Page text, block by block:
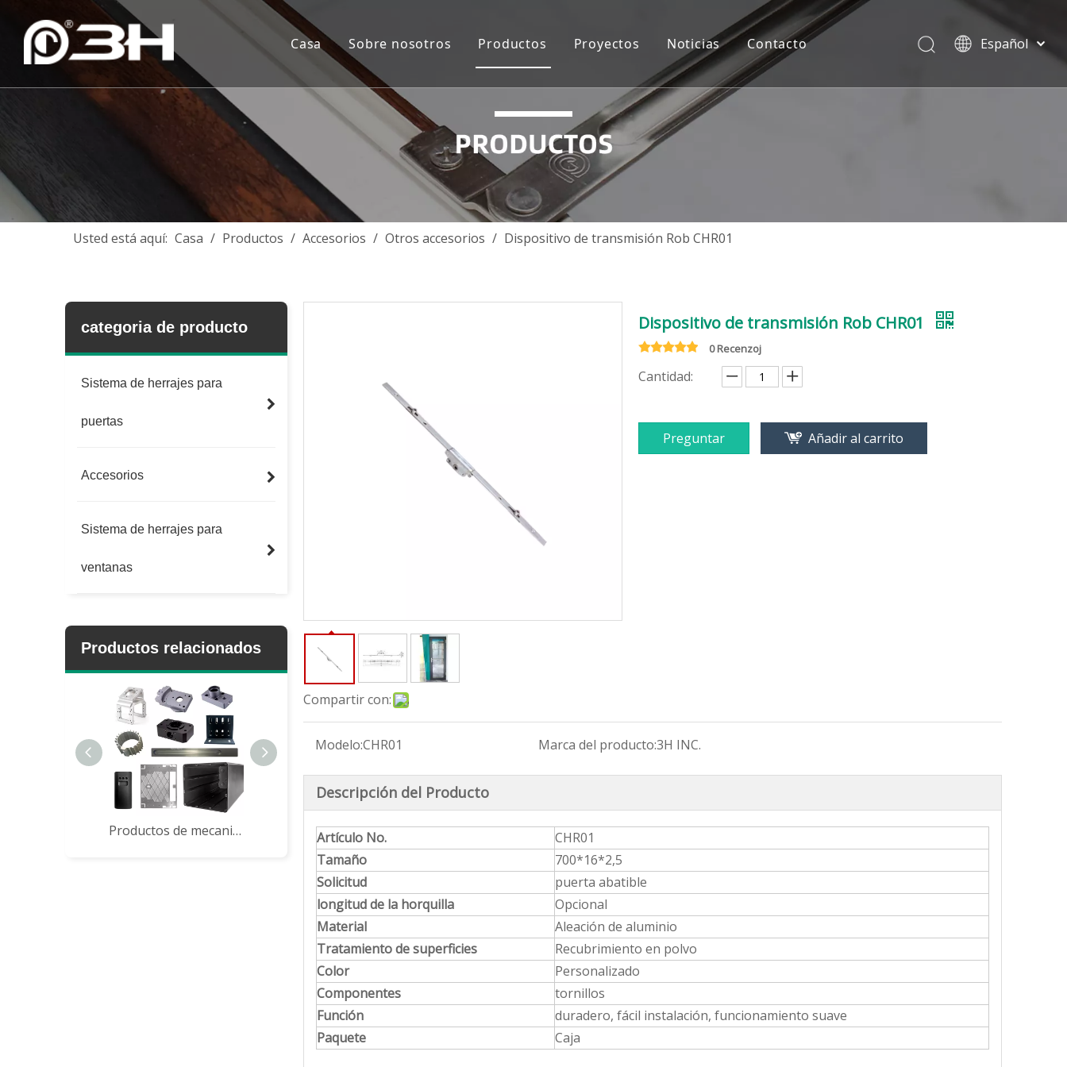
Casa Sobre nosotros
Introducción de la Compañía
Videos
Productos
Solución de sistema de ventanas de aluminio
Solución del sistema de puerta de aluminio
Accesorios de aluminio
Accesorios de vidrio
Accesorios de puerta de madera
Proyectos
Asia más del sudo
Oceanía
Asia del Sur-Medio Oriente
Europa
África
Noticias Contacto
Español
简体中文
Italiano
Usted está aquí: Casa / Productos / Accesorios / Otros accesorios / Dispositivo de transmisión Rob CHR01
categoria de producto
Sistema de herrajes para
puertas
Accesorios
Sistema de herrajes para
ventanas
Productos relacionados
Productos de mecanizado CNC Productos de estampado de acero inoxidable Serie de manijas de ventana de aluminio Conector de esquina de perfil de aluminio Serie CCG Dispositivo antimal funcionamiento A.CF02-00-T01 Weather Mohair Cepillo Lana Pipa 7*5
Compartir con:
Dispositivo de transmisión Rob CHR01
0 Recenzoj
Cantidad:
Preguntar Añadir al carrito
Modelo:CHR01 Marca del producto:3H INC.
Descripción del Producto
Artículo No.
CHR01
Tamaño
700*16*2,5
Solicitud
puerta abatible
longitud de la horquilla
Opcional
Material
Aleación de aluminio
Tratamiento de superficies
Recubrimiento en polvo
Color
Personalizado
Componentes
tornillos
Función
duradero, fácil instalación, funcionamiento suave
Paquete
Caja